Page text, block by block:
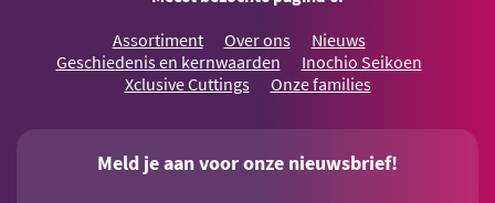
Assortiment Over ons
Nieuws
Geschiedenis en kernwaarden
Inochio Seikoen
Xclusive Cuttings
Onze families
Meld je aan voor onze nieuwsbrief!